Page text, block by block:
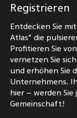
Registrieren
Entdecken Sie
Atlas" die
Profitieren Sie
vernetzen Sie
und erhöhen Sie
Unternehmens.
hier – werden
Gemeinschaft!